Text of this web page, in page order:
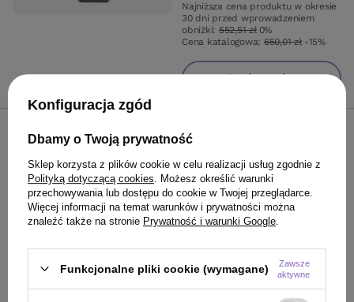
Najniższa cena produktu w okresie
30 dni przed wprowadzeniem
obniżki: 552,51 zł 0%
Cena katalogowa: 650,01 zł -15%
Do koszyka
strzyżenia (nożyczki,
degażówki 5.5", nóż chiński,
akcesoria)
OFERTA
30 dni przed wprowadzeniem
Cena katalogowa:405,00 zł -15%
Konfiguracja zgód
Dbamy o Twoją prywatność
Sklep korzysta z plików cookie w celu realizacji usług zgodnie z
Polityką dotyczącą cookies . Możesz określić warunki
przechowywania lub dostępu do cookie w Twojej przeglądarce.
Więcej informacji na temat warunków i prywatności można
znaleźć także na stronie Prywatność i warunki Google
Funkcjonalne pliki cookie (wymagane)
Zawsze
aktywne